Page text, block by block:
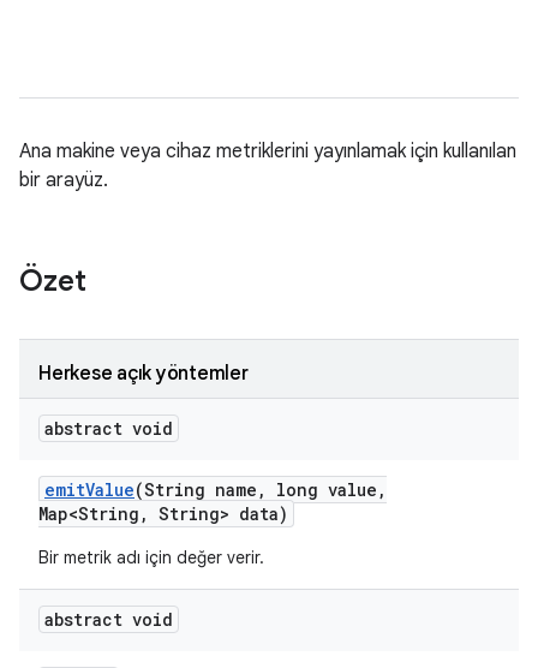
Ana makine veya cihaz metriklerini yayınlamak için kullanılan
bir arayüz.
Özet
Herkese açık yöntemler
abstract void
emitValue(String name , long value ,
Map<String , String> data)
Bir metrik adı için değer verir.
abstract void